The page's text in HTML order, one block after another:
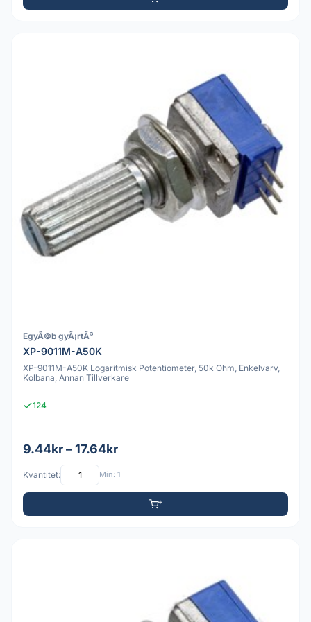
EgyÃ©b gyÃ¡rtÃ³
XP-9011M-A50K
XP-9011M-A50K Logaritmisk Potentiometer, 50k Ohm, Enkelvarv,
Kolbana, Annan Tillverkare
124
9.44kr – 17.64kr
Kvantitet: Min: 1